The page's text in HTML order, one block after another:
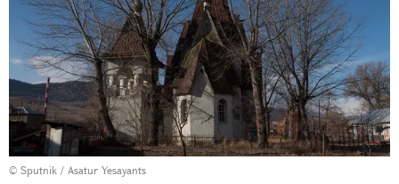
© Sputnik / Asatur Yesayants